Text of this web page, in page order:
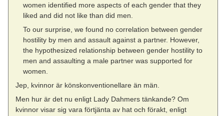
women identified more aspects of each gender that they
liked and did not like than did men.
To our surprise, we found no correlation between gender
hostility by men and assault against a partner. However,
the hypothesized relationship between gender hostility to
men and assaulting a male partner was supported for
women.
Jep, kvinnor är könskonventionellare än män.
Men hur är det nu enligt Lady Dahmers tänkande? Om
kvinnor visar sig vara förtjänta av hat och förakt, enligt